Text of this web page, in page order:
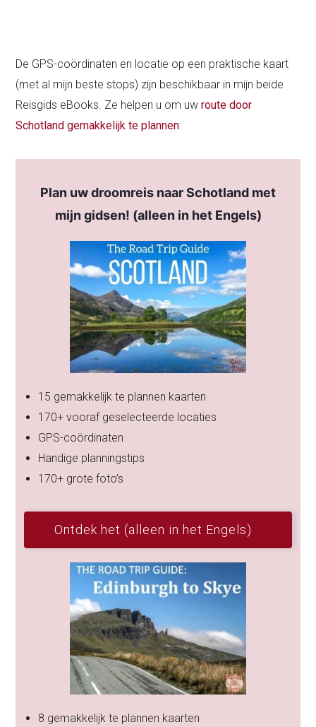
De GPS-coördinaten en locatie op een praktische kaart
(met al mijn beste stops) zijn beschikbaar in mijn beide
Reisgids eBooks. Ze helpen u om uwroute door
Schotland gemakkelijk te plannen:
Plan uw droomreis naar Schotland met
mijn gidsen! (alleen in het Engels)
15 gemakkelijk te plannen kaarten
170+ vooraf geselecteerde locaties
GPS-coördinaten
Handige planningstips
170+ grote foto’s
Ontdek het (alleen in het Engels)
8 gemakkelijk te plannen kaarten